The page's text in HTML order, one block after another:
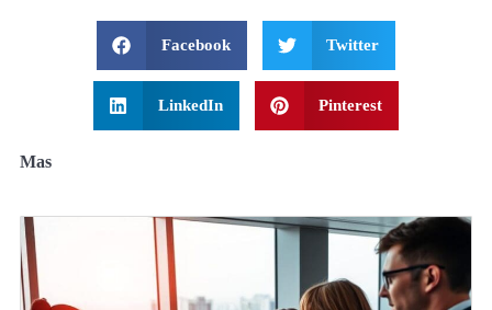
Facebook Twitter
LinkedIn Pinterest
Mas